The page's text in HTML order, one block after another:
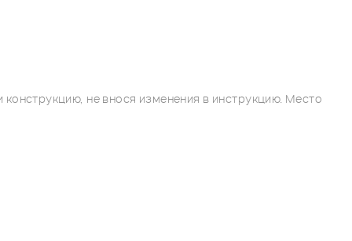
не внося изменения в инструкцию. Место